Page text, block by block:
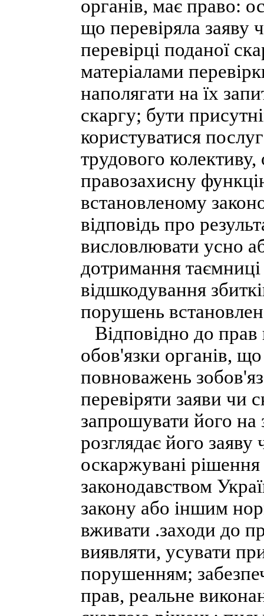
органів, має право:
що перевіряла заяву
перевірці поданої
матеріалами
наполягати на їх
скаргу; бути
користуватися
трудового колективу,
правозахисну
встановленому
відповідь про
висловлювати усно
дотримання
відшкодування
порушень
Відповідно до прав
обов'язки органів,
повноважень
перевіряти заяви чи
запрошувати його на
розглядає його
оскаржувані
законодавством
закону або іншим
вживати .заходи до
виявляти, усувати
порушенням;
прав, реальне